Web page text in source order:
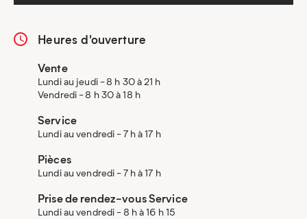
Heures d'ouverture
Vente
Lundi au jeudi - 8 h 30 à 21 h
Vendredi - 8 h 30 à 18 h
Service
Lundi au vendredi - 7 h à 17 h
Pièces
Lundi au vendredi - 7 h à 17 h
Prise de rendez-vous Service
Lundi au vendredi - 8 h à 16 h 15